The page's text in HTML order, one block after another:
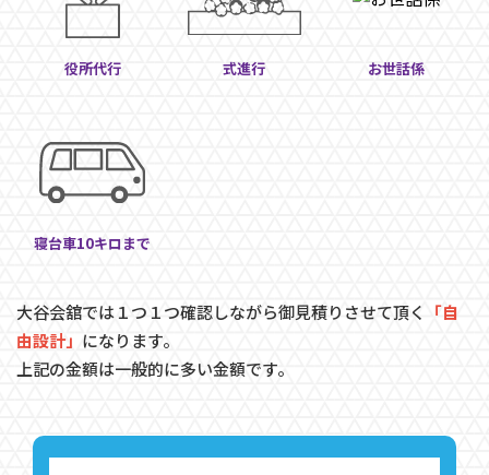
役所代行 式進行 お世話係
寝台車10キロまで
大谷会舘では１つ１つ確認しながら御見積りさせて頂く
「自
由設計」 になります。
上記の金額は一般的に多い金額です。